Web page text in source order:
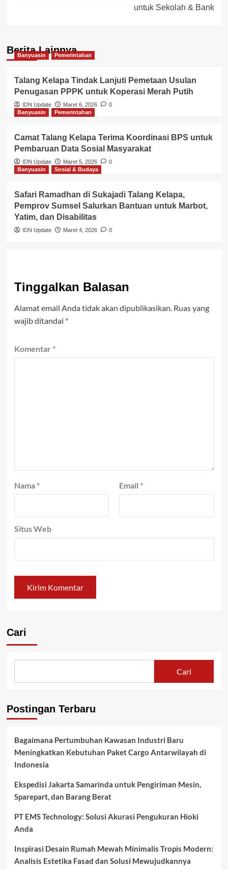
untuk Sekolah & Bank
Berita Lainnya
Banyuasin Pemerintahan
Talang Kelapa Tindak Lanjuti Pemetaan Usulan
Penugasan PPPK untuk Koperasi Merah Putih
IDN Update Maret 6, 2026
0
Banyuasin
Pemerintahan
Camat Talang Kelapa Terima Koordinasi BPS untuk
Pembaruan Data Sosial Masyarakat
IDN Update Maret 5, 2026
0
Banyuasin
Sosial & Budaya
Safari Ramadhan di Sukajadi Talang Kelapa,
Pemprov Sumsel Salurkan Bantuan untuk Marbot,
Yatim, dan Disabilitas
IDN Update Maret 4, 2026 0
Tinggalkan Balasan
Alamat email Anda tidak akan dipublikasikan. Ruas yang
wajib ditandai *
Komentar *
Nama * Email *
Situs Web
Cari
Cari
Postingan Terbaru
Bagaimana Pertumbuhan Kawasan Industri Baru
Meningkatkan Kebutuhan Paket Cargo Antarwilayah di
Indonesia
Ekspedisi Jakarta Samarinda untuk Pengiriman Mesin,
Sparepart, dan Barang Berat
PT EMS Technology: Solusi Akurasi Pengukuran Hioki
Anda
Inspirasi Desain Rumah Mewah Minimalis Tropis Modern:
Analisis Estetika Fasad dan Solusi Mewujudkannya